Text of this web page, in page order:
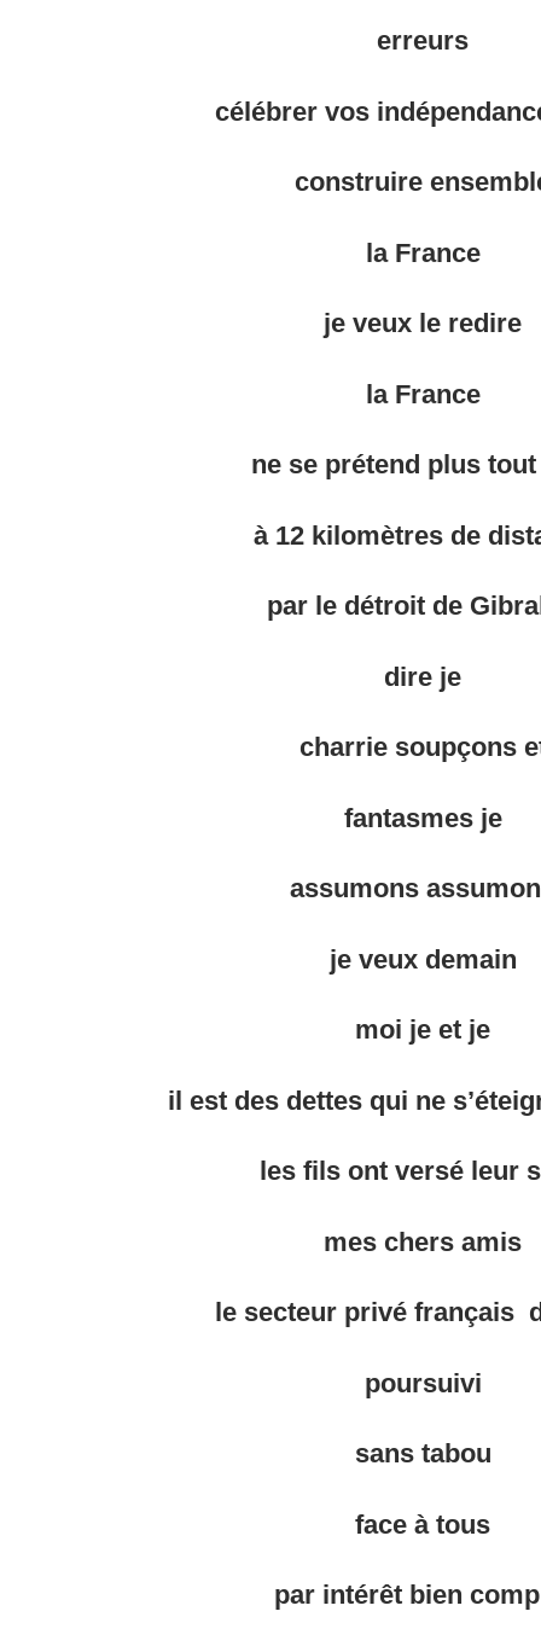
erreurs
célébrer vos
construire
la France
je veux le redire
la France
ne se prétend plus
à 12 kilomètres de
par le détroit de
dire je
charrie soupçons
fantasmes je
assumons
je veux demain
moi je et je
il est des dettes qui ne
les fils ont versé leur
mes chers amis
le secteur privé français
poursuivi
sans tabou
face à tous
par intérêt bien